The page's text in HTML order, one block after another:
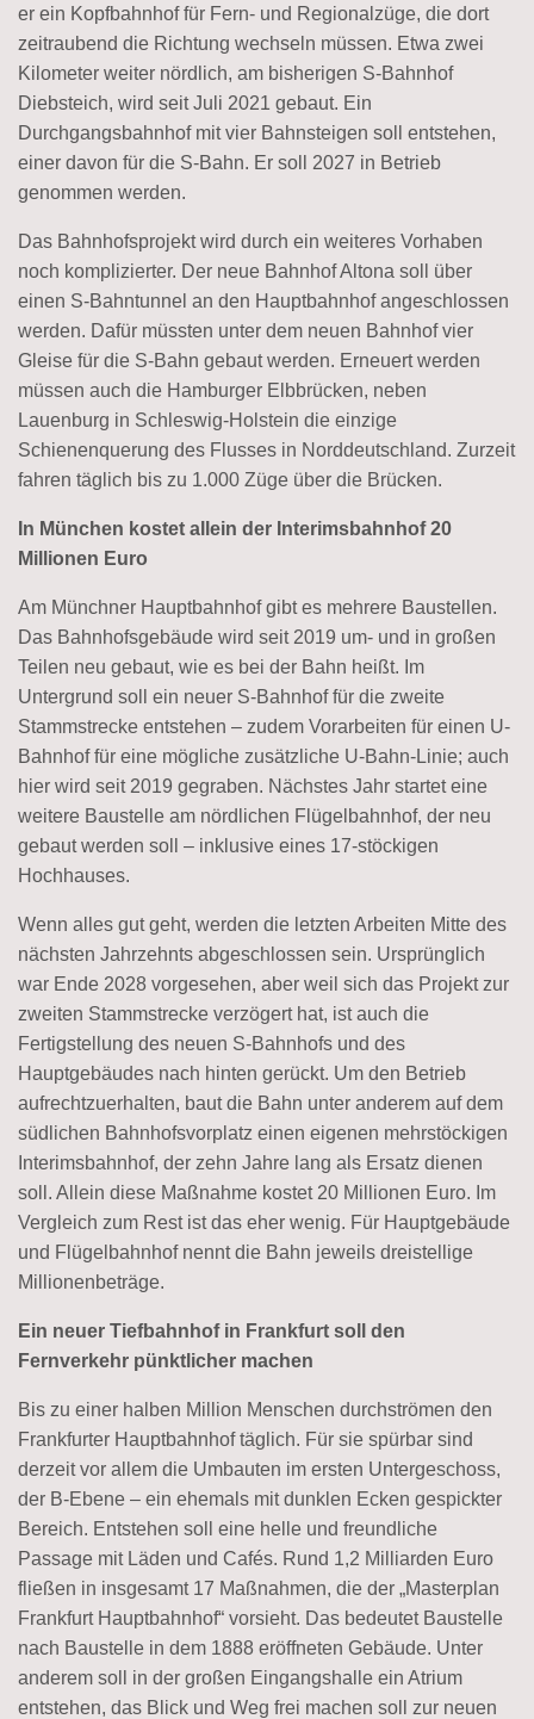
er ein Kopfbahnhof für Fern- und Regionalzüge, die dort
zeitraubend die Richtung wechseln müssen. Etwa zwei
Kilometer weiter nördlich, am bisherigen S-Bahnhof
Diebsteich, wird seit Juli 2021 gebaut. Ein
Durchgangsbahnhof mit vier Bahnsteigen soll entstehen,
einer davon für die S-Bahn. Er soll 2027 in Betrieb
genommen werden.
Das Bahnhofsprojekt wird durch ein weiteres Vorhaben
noch komplizierter. Der neue Bahnhof Altona soll über
einen S-Bahntunnel an den Hauptbahnhof angeschlossen
werden. Dafür müssten unter dem neuen Bahnhof vier
Gleise für die S-Bahn gebaut werden. Erneuert werden
müssen auch die Hamburger Elbbrücken, neben
Lauenburg in Schleswig-Holstein die einzige
Schienenquerung des Flusses in Norddeutschland. Zurzeit
fahren täglich bis zu 1.000 Züge über die Brücken.
In München kostet allein der Interimsbahnhof 20
Millionen Euro
Am Münchner Hauptbahnhof gibt es mehrere Baustellen.
Das Bahnhofsgebäude wird seit 2019 um- und in großen
Teilen neu gebaut, wie es bei der Bahn heißt. Im
Untergrund soll ein neuer S-Bahnhof für die zweite
Stammstrecke entstehen – zudem Vorarbeiten für einen U-
Bahnhof für eine mögliche zusätzliche U-Bahn-Linie; auch
hier wird seit 2019 gegraben. Nächstes Jahr startet eine
weitere Baustelle am nördlichen Flügelbahnhof, der neu
gebaut werden soll – inklusive eines 17-stöckigen
Hochhauses.
Wenn alles gut geht, werden die letzten Arbeiten Mitte des
nächsten Jahrzehnts abgeschlossen sein. Ursprünglich
war Ende 2028 vorgesehen, aber weil sich das Projekt zur
zweiten Stammstrecke verzögert hat, ist auch die
Fertigstellung des neuen S-Bahnhofs und des
Hauptgebäudes nach hinten gerückt. Um den Betrieb
aufrechtzuerhalten, baut die Bahn unter anderem auf dem
südlichen Bahnhofsvorplatz einen eigenen mehrstöckigen
Interimsbahnhof, der zehn Jahre lang als Ersatz dienen
soll. Allein diese Maßnahme kostet 20 Millionen Euro. Im
Vergleich zum Rest ist das eher wenig. Für Hauptgebäude
und Flügelbahnhof nennt die Bahn jeweils dreistellige
Millionenbeträge.
Ein neuer Tiefbahnhof in Frankfurt soll den
Fernverkehr pünktlicher machen
Bis zu einer halben Million Menschen durchströmen den
Frankfurter Hauptbahnhof täglich. Für sie spürbar sind
derzeit vor allem die Umbauten im ersten Untergeschoss,
der B-Ebene – ein ehemals mit dunklen Ecken gespickter
Bereich. Entstehen soll eine helle und freundliche
Passage mit Läden und Cafés. Rund 1,2 Milliarden Euro
fließen in insgesamt 17 Maßnahmen, die der „Masterplan
Frankfurt Hauptbahnhof“ vorsieht. Das bedeutet Baustelle
nach Baustelle in dem 1888 eröffneten Gebäude. Unter
anderem soll in der großen Eingangshalle ein Atrium
entstehen, das Blick und Weg frei machen soll zur neuen